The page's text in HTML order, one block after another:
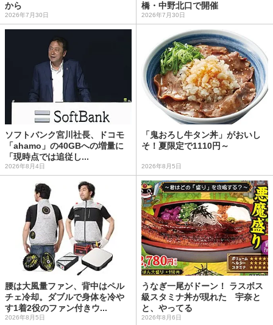
から
2026年7月30日
橋・中野北口で開催
2026年7月30日
ソフトバンク宮川社長、ドコモ
「ahamo」の40GBへの増量に
「現時点では追従し...
2026年8月4日
「鬼おろし牛タン丼」がおいし
そ！夏限定で1110円～
2026年8月5日
腰は大風量ファン、背中はペル
チェ冷却。ダブルで身体を冷や
す1着2役のファン付きウ...
2026年8月5日
うなぎ一尾がドーン！ ラスボス
級スタミナ丼が現れた 宇奈と
と、やってる
2026年8月6日